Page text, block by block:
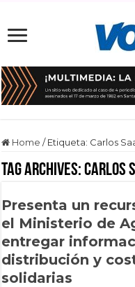
Home / Etiqueta: Carlos
Tag Archives:Carlos
Presenta un
el Ministerio de
entregar
distribución y
solidarias